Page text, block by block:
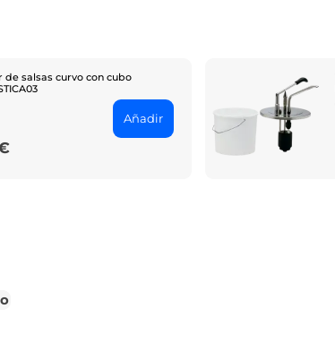
de salsas curvo con cubo
Añadir